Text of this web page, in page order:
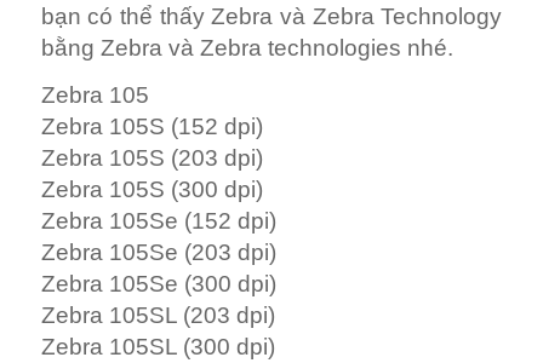
bạn có thể thấy Zebra và Zebra Technology
bằng Zebra và Zebra technologies nhé.
Zebra 105
Zebra 105S (152 dpi)
Zebra 105S (203 dpi)
Zebra 105S (300 dpi)
Zebra 105Se (152 dpi)
Zebra 105Se (203 dpi)
Zebra 105Se (300 dpi)
Zebra 105SL (203 dpi)
Zebra 105SL (300 dpi)